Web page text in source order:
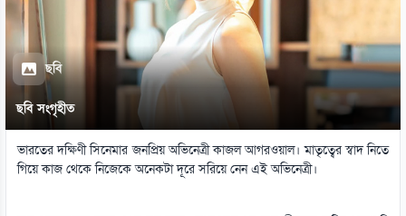
ছবি
ছবি সংগৃহীত
ভারতের দক্ষিণী সিনেমার জনপ্রিয় অভিনেত্রী কাজল আগরওয়াল। মাতৃত্বের স্বাদ নিতে
গিয়ে কাজ থেকে নিজেকে অনেকটা দূরে সরিয়ে নেন এই অভিনেত্রী।